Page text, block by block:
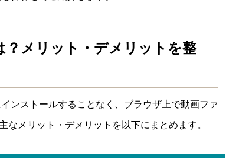
メリット・デメリットを整
ンストールすることなく、ブラウザ上で動画ファ
メリット・デメリットを以下にまとめます。